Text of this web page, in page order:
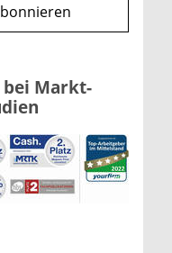
bei Markt-